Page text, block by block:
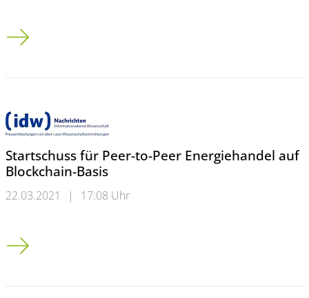
„SicherImSport“: Online-Befragungen starten
Startschuss für Peer-to-Peer Energiehandel auf
Blockchain-Basis
22.03.2021 | 17:08 Uhr
Startschuss für Peer-to-Peer Energiehandel auf Blockchain-